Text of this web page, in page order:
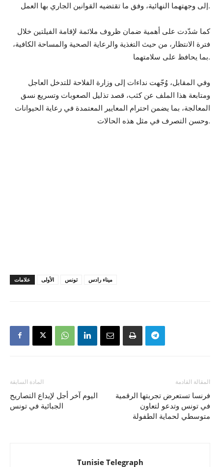
إلى وجهتهما النهائية، وفق ما تقتضيه القوانين الجاري بها العمل.
كما شدّدت على أهمية ضمان ظروف ملائمة لإقامة الفيلتين خلال
فترة الانتظار، من حيث التغذية والرعاية الصحية والمساحة الكافية،
بما يحافظ على سلامتهما.
وفي المقابل، وُجّهت نداءات إلى وزارة الفلاحة للتدخل العاجل
ومتابعة هذا الملف عن كثب، قصد تذليل الصعوبات وتسريع نسق
المعالجة، بما يضمن احترام المعايير المعتمدة في رعاية الحيوانات
وحسن التصرف في مثل هذه الحالات.
علامات الأولى تونس ميناء رادس
المادة السابقة
اليوم آخر أجل لإيداع التصاريح
الجبائية في تونس
المقالة القادمة
فرنسا تستعرض تجربتها الرقمية
في تونس وتدعو لتعاون
متوسطي لحماية الطفولة
Tunisie Telegraph